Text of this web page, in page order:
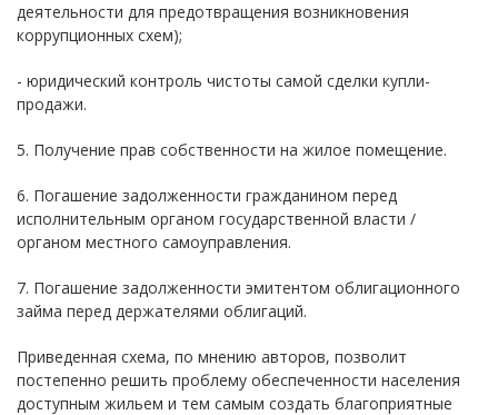
деятельности для предотвращения возникновения
коррупционных схем);
- юридический контроль чистоты самой сделки купли-
продажи.
5. Получение прав собственности на жилое помещение.
6. Погашение задолженности гражданином перед
исполнительным органом государственной власти /
органом местного самоуправления.
7. Погашение задолженности эмитентом облигационного
займа перед держателями облигаций.
Приведенная схема, по мнению авторов, позволит
постепенно решить проблему обеспеченности населения
доступным жильем и тем самым создать благоприятные